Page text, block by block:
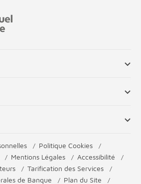
Politique Cookies
Mentions Légales
Accessibilité
Tarification des Services
de Banque
Plan du Site